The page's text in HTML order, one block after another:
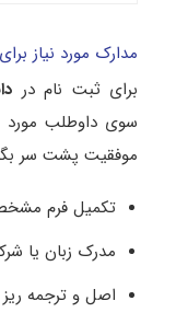
مدارک مورد نیاز
برای ثبت نام در
سوی داوطلب مورد
موفقیت پشت سر
تکمیل فرم
مدرک زبان یا
اصل و ترجمه